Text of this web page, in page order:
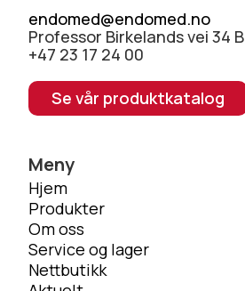
endomed@endomed.no
Professor Birkelands vei 34 B
+47 23 17 24 00
Se vår produktkatalog
Meny
Hjem
Produkter
Om oss
Service og lager
Nettbutikk